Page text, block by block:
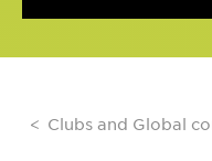
Clubs and Global